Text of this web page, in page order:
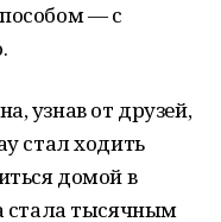
— с
узнав от друзей,
стал ходить
домой в
стала тысячным